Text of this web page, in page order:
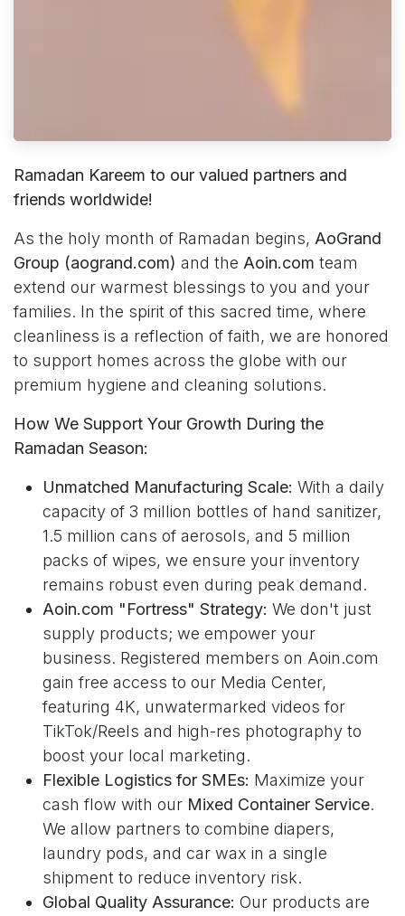
Ramadan Kareem to our valued partners and
friends worldwide!
As the holy month of Ramadan begins, AoGrand
Group (aogrand.com) and the Aoin.com team
extend our warmest blessings to you and your
families. In the spirit of this sacred time, where
cleanliness is a reflection of faith, we are honored
to support homes across the globe with our
premium hygiene and cleaning solutions.
How We Support Your Growth During the
Ramadan Season:
Unmatched Manufacturing Scale: With a daily
capacity of 3 million bottles of hand sanitizer,
1.5 million cans of aerosols, and 5 million
packs of wipes, we ensure your inventory
remains robust even during peak demand.
Aoin.com "Fortress" Strategy: We don't just
supply products; we empower your
business. Registered members on Aoin.com
gain free access to our Media Center,
featuring 4K, unwatermarked videos for
TikTok/Reels and high-res photography to
boost your local marketing.
Flexible Logistics for SMEs: Maximize your
cash flow with our Mixed Container Service.
We allow partners to combine diapers,
laundry pods, and car wax in a single
shipment to reduce inventory risk.
Global Quality Assurance: Our products are